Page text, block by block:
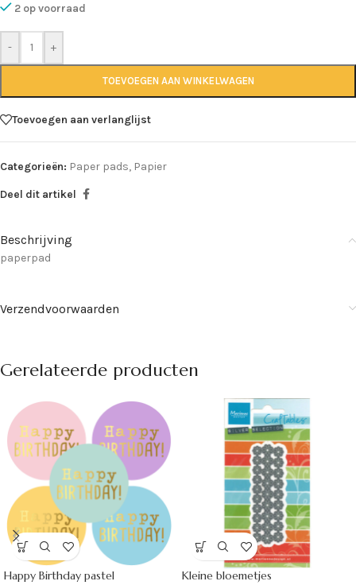
2 op voorraad
- +
TOEVOEGEN AAN WINKELWAGEN
Toevoegen aan verlanglijst
Categorieën: Paper pads, Papier
Deel dit artikel
Beschrijving
paperpad
Verzendvoorwaarden
Gerelateerde producten
Happy Birthday pastel Kleine bloemetjes